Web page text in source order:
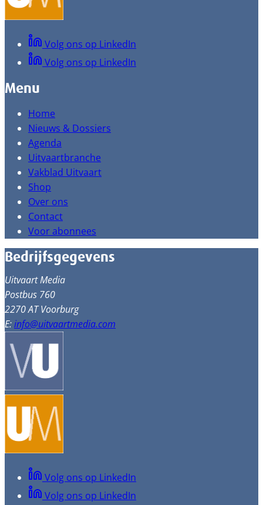
Volg ons op LinkedIn
Volg ons op LinkedIn
Menu
Home
Nieuws & Dossiers
Agenda
Uitvaartbranche
Vakblad Uitvaart
Shop
Over ons
Contact
Voor abonnees
Bedrijfsgegevens
Uitvaart Media
Postbus 760
2270 AT Voorburg
E:info@uitvaartmedia.com
Volg ons op LinkedIn
Volg ons op LinkedIn